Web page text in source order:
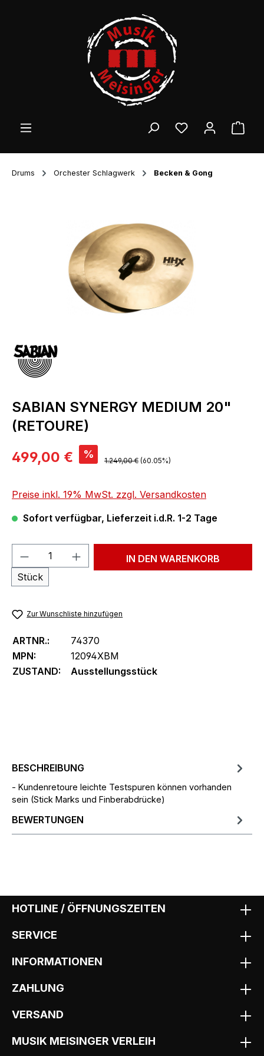
Drums Orchester Schlagwerk Becken & Gong
SABIAN SYNERGY MEDIUM 20"
(RETOURE)
Verkaufspreis:
499,00 € % Regulärer Preis:
1.249,00 € (60.05%)
Preise inkl. 19% MwSt. zzgl. Versandkosten
Sofort verfügbar, Lieferzeit i.d.R. 1-2 Tage
Produkt Anzahl: Gib den
Stück
IN DEN WARENKORB
Zur Wunschliste hinzufügen
ARTNR.:
74370
MPN:
12094XBM
ZUSTAND:
Ausstellungsstück
BESCHREIBUNG
- Kundenretoure leichte Testspuren können vorhanden
sein (Stick Marks und Finberabdrücke)
BEWERTUNGEN
HOTLINE / ÖFFNUNGSZEITEN
SERVICE
INFORMATIONEN
ZAHLUNG
VERSAND
MUSIK MEISINGER VERLEIH